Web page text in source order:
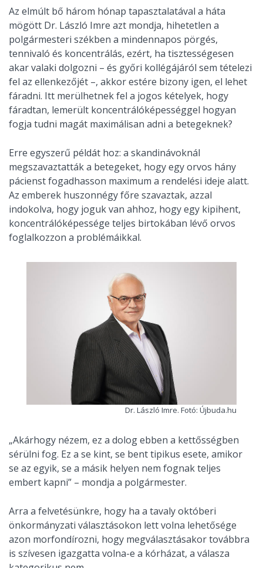
Az elmúlt bő három hónap tapasztalatával a háta
mögött Dr. László Imre azt mondja, hihetetlen a
polgármesteri székben a mindennapos pörgés,
tennivaló és koncentrálás, ezért, ha tisztességesen
akar valaki dolgozni – és győri kollégájáról sem tételezi
fel az ellenkezőjét –, akkor estére bizony igen, el lehet
fáradni. Itt merülhetnek fel a jogos kételyek, hogy
fáradtan, lemerült koncentrálóképességgel hogyan
fogja tudni magát maximálisan adni a betegeknek?
Erre egyszerű példát hoz: a skandinávoknál
megszavaztatták a betegeket, hogy egy orvos hány
pácienst fogadhasson maximum a rendelési ideje alatt.
Az emberek huszonnégy főre szavaztak, azzal
indokolva, hogy joguk van ahhoz, hogy egy kipihent,
koncentrálóképessége teljes birtokában lévő orvos
foglalkozzon a problémáikkal.
Dr. László Imre. Fotó: Újbuda.hu
„Akárhogy nézem, ez a dolog ebben a kettősségben
sérülni fog. Ez a se kint, se bent tipikus esete, amikor
se az egyik, se a másik helyen nem fognak teljes
embert kapni” – mondja a polgármester.
Arra a felvetésünkre, hogy ha a tavaly októberi
önkormányzati választásokon lett volna lehetősége
azon morfondírozni, hogy megválasztásakor továbbra
is szívesen igazgatta volna-e a kórházat, a válasza